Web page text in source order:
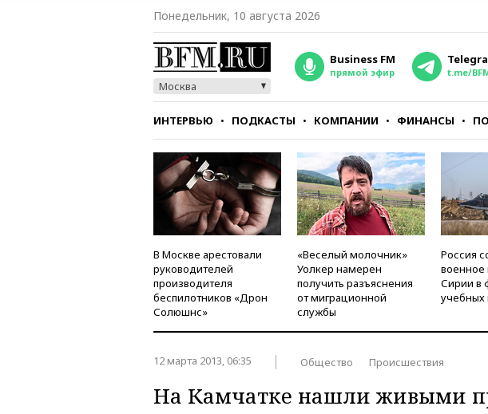
Понедельник, 10 августа 2026
Москва
Business FM
прямой эфир t.me/
ИНТЕРВЬЮ ПОДКАСТЫ КОМПАНИИ ФИНАНСЫ
СТИЛЬ ТЕСТЫ
В Москве арестовали
руководителей
производителя
беспилотников «Дрон
Солюшнс»
«Веселый молочник»
Уолкер намерен
получить разъяснения
от миграционной
службы
Россия
военное
Сирии в
учебных
12 марта 2013, 06:35 Общество Происшествия
На Камчатке нашли живыми